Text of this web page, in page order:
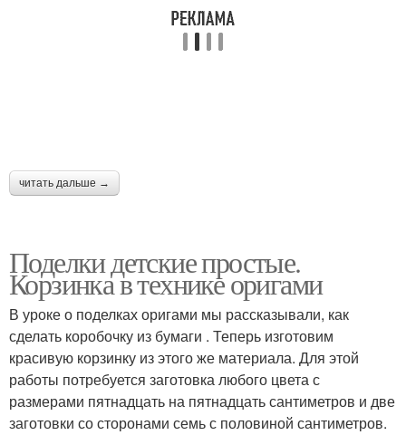
читать дальше →
Поделки детские простые.
Корзинка в технике оригами
В уроке о поделках оригами мы рассказывали, как
сделать коробочку из бумаги . Теперь изготовим
красивую корзинку из этого же материала. Для этой
работы потребуется заготовка любого цвета с
размерами пятнадцать на пятнадцать сантиметров и две
заготовки со сторонами семь с половиной сантиметров.